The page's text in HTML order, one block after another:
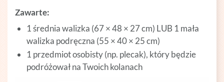
Zawarte:
1 średnia walizka (67 × 48 × 27 cm) LUB 1 mała
walizka podręczna (55 × 40 × 25 cm)
1 przedmiot osobisty (np. plecak), który będzie
podróżował na Twoich kolanach